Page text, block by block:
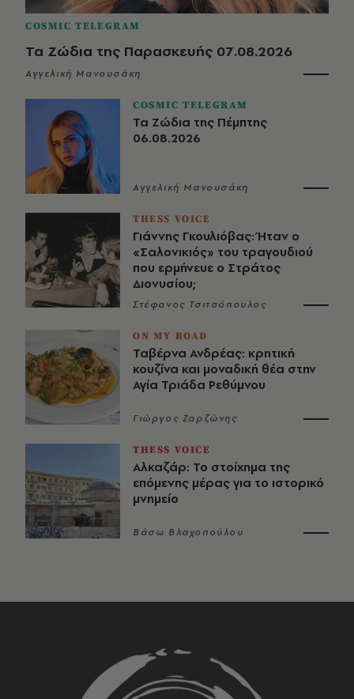
COSMIC TELEGRAM
Τα Ζώδια της Παρασκευής 07.08.2026
Αγγελική Μανουσάκη
COSMIC TELEGRAM
Τα Ζώδια της Πέμπτης
06.08.2026
Αγγελική Μανουσάκη
THESS VOICE
Γιάννης Γκουλιόβας: Ήταν ο
«Σαλονικιός» του τραγουδιού
που ερμήνευε ο Στράτος
Διονυσίου;
Στέφανος Τσιτσόπουλος
ON MY ROAD
Ταβέρνα Ανδρέας: κρητική
κουζίνα και μοναδική θέα στην
Αγία Τριάδα Ρεθύμνου
Γιώργος Ζαρζώνης
THESS VOICE
Αλκαζάρ: Το στοίχημα της
επόμενης μέρας για το ιστορικό
μνημείο
Βάσω Βλαχοπούλου